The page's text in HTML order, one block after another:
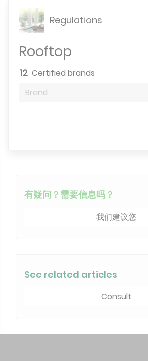
Regulations
Rooftop
12 Certified brands
Brand
有疑问？需要信息吗？
我们建议您
See related articles
Consult